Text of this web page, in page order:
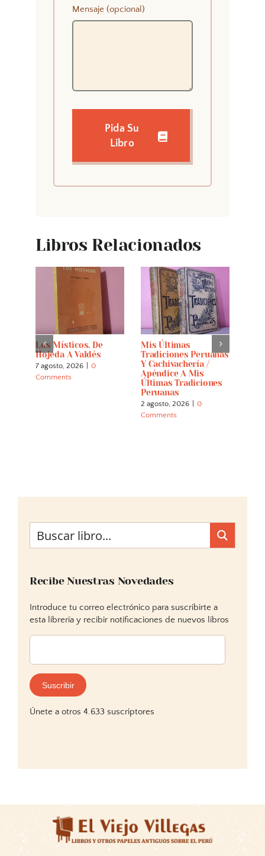
Mensaje (opcional)
Pida Su
Libro
Libros Relacionados
Los Místicos. De
Hojeda A Valdés
7 agosto, 2026
0
Comments
Mis Últimas
Tradiciones Peruanas
Y Cachivachería /
Apéndice A Mis
Últimas Tradiciones
Peruanas
2 agosto, 2026
0
Comments
Recibe Nuestras Novedades
Introduce tu correo electrónico para suscribirte a
esta librería y recibir notificaciones de nuevos libros
Dirección
correo
electrónico:
Suscribir
Únete a otros 4.633 suscriptores